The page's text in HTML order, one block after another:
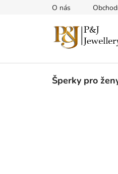
O nás
Šperky pro